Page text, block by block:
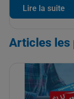
Lire la suite
Articles